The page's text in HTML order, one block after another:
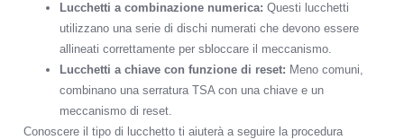
Lucchetti a combinazione numerica: Questi lucchetti
utilizzano una serie di dischi numerati che devono essere
allineati correttamente per sbloccare il meccanismo.
Lucchetti a chiave con funzione di reset: Meno comuni,
combinano una serratura TSA con una chiave e un
meccanismo di reset.
Conoscere il tipo di lucchetto ti aiuterà a seguire la procedura